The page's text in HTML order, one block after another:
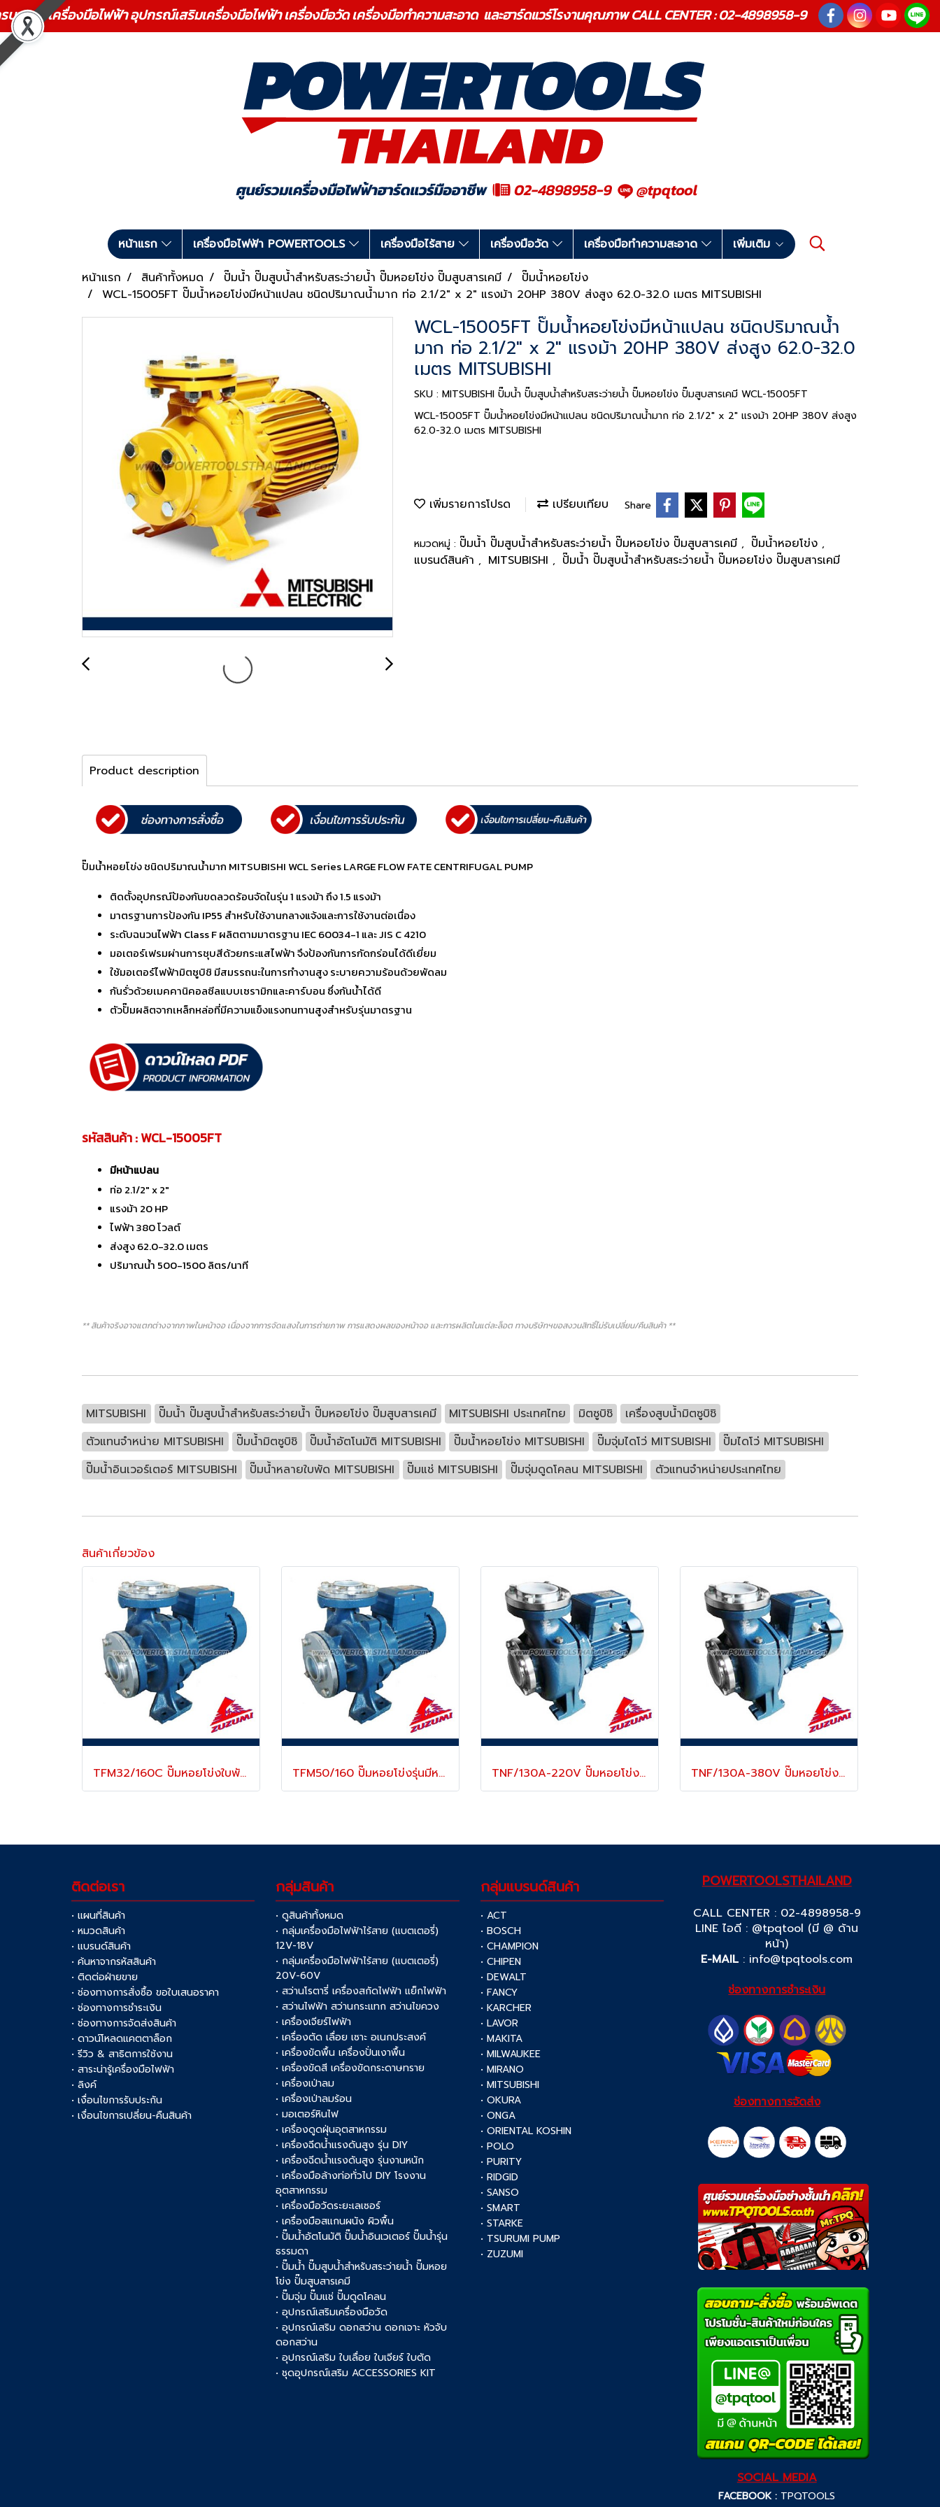
บวงจร เครื่องมือไฟฟ้า อุปกรณ์เสริมเครื่องมือไฟฟ้า เครื่องมือวัด เครื่องมือทำความสะอาด และฮาร์ดแวร์โรงานคุณภาพ CALL CENTER : 02-4898958-9
หน้าแรก เครื่องมือไฟฟ้า POWERTOOLS เครื่องมือไร้สาย เครื่องมือวัด เครื่องมือทำความสะอาด
เพิ่มเติม
หน้าแรก
สินค้าทั้งหมด ปั๊มน้ำ ปั๊มสูบน้ำสำหรับสระว่ายน้ำ ปั๊มหอยโข่ง ปั๊มสูบสารเคมี
ปั๊มน้ำหอยโข่ง
WCL-15005FT ปั๊มน้ำหอยโข่งมีหน้าแปลน ชนิดปริมาณน้ำมาก ท่อ 2.1/2" x 2" แรงม้า 20HP 380V ส่งสูง 62.0-32.0 เมตร MITSUBISHI
WCL-15005FT ปั๊มน้ำหอยโข่งมีหน้าแปลน ชนิดปริมาณน้ำ
มาก ท่อ 2.1/2" x 2" แรงม้า 20HP 380V ส่งสูง 62.0-32.0
เมตร MITSUBISHI
SKU : MITSUBISHI ปั๊มน้ำ ปั๊มสูบน้ำสำหรับสระว่ายน้ำ ปั๊มหอยโข่ง ปั๊มสูบสารเคมี WCL-15005FT
WCL-15005FT ปั๊มน้ำหอยโข่งมีหน้าแปลน ชนิดปริมาณน้ำมาก ท่อ 2.1/2" x 2" แรงม้า 20HP 380V ส่งสูง
62.0-32.0 เมตร MITSUBISHI
เพิ่มรายการโปรด เปรียบเทียบ Share
หมวดหมู่ : ปั๊มน้ำ ปั๊มสูบน้ำสำหรับสระว่ายน้ำ ปั๊มหอยโข่ง ปั๊มสูบสารเคมี , ปั๊มน้ำหอยโข่ง ,
แบรนด์สินค้า , MITSUBISHI , ปั๊มน้ำ ปั๊มสูบน้ำสำหรับสระว่ายน้ำ ปั๊มหอยโข่ง ปั๊มสูบสารเคมี
Product description
ปั๊มน้ำหอยโข่ง ชนิดปริมาณน้ำมาก MITSUBISHI WCL Series LARGE FLOW FATE CENTRIFUGAL PUMP
ติดตั้งอุปกรณ์ป้องกันขดลวดร้อนจัดในรุ่น 1 แรงม้า ถึง 1.5 แรงม้า
มาตรฐานการป้องกัน IP55 สำหรับใช้งานกลางแจ้งและการใช้งานต่อเนื่อง
ระดับฉนวนไฟฟ้า Class F ผลิตตามมาตรฐาน IEC 60034-1 และ JIS C 4210
มอเตอร์เฟรมผ่านการชุบสีด้วยกระแสไฟฟ้า จึงป้องกันการกัดกร่อนได้ดีเยี่ยม
ใช้มอเตอร์ไฟฟ้ามิตซูบิชิ มีสมรรถนะในการทำงานสูง ระบายความร้อนด้วยพัดลม
กันรั่วด้วยเมคคานิคอลซีลแบบเซรามิกและคาร์บอน ซึ่งกันน้ำได้ดี
ตัวปั๊มผลิตจากเหล็กหล่อที่มีความแข็งแรงทนทานสูงสำหรับรุ่นมาตรฐาน
รหัสสินค้า : WCL-15005FT
มีหน้าแปลน
ท่อ 2.1/2" x 2"
แรงม้า 20 HP
ไฟฟ้า 380 โวลต์
ส่งสูง 62.0-32.0 เมตร
ปริมาณน้ำ 500-1500 ลิตร/นาที
** สินค้าจริงอาจแตกต่างจากภาพในหน้าจอ เนื่องจากการจัดแสงในการถ่ายภาพ การแสดงผลของหน้าจอ และการผลิตในแต่ละล็อต ทางบริษัทฯขอสงวนสิทธิ์ไม่รับเปลี่ยน/คืนสินค้า **
MITSUBISHI ปั๊มน้ำ ปั๊มสูบน้ำสำหรับสระว่ายน้ำ ปั๊มหอยโข่ง ปั๊มสูบสารเคมี MITSUBISHI ประเทศไทย มิตซูบิชิ
เครื่องสูบน้ำมิตซูบิชิ
ตัวแทนจำหน่าย MITSUBISHI
ปั๊มน้ำมิตซูบิชิ ปั๊มน้ำอัตโนมัติ MITSUBISHI ปั๊มน้ำหอยโข่ง MITSUBISHI ปั๊มจุ่มไดโว่ MITSUBISHI
ปั๊มไดโว่ MITSUBISHI
ปั๊มน้ำอินเวอร์เตอร์ MITSUBISHI
ปั๊มน้ำหลายใบพัด MITSUBISHI ปั๊มแช่ MITSUBISHI ปั๊มจุ่มดูดโคลน MITSUBISHI ตัวแทนจำหน่ายประเทศไทย
สินค้าเกี่ยวข้อง
TFM32/160C ปั๊มหอยโข่งใบพัดเดียว มีหน้าแปลน ขนาดท่อ 2 นิ้ว x 2 นิ้ว 1500W/220V มีชุดป้องกันมอเตอร์ร้อนจัด ZUZUMI TFM50/160 ปั๊มหอยโข่งรุ่นมีหน้าแปลน ชนิดน้ำมาก แรงดันปานกลาง ขนาดท่อ 2 นิ้ว x 2 นิ้ว 2200W /220V ZUZUMI TNF/130A-220V ปั๊มหอยโข่งใบพัดเดียวมีหน้าแปลน ท่อ 3 นิ้ว x 3 นิ้ว 2.2 KW/220V ความเร็วรอบ 2900RPM เหมาะใช้งานอุตสาหกรรมทั่วไป ZUZUMI TNF/130A-380V ปั๊มหอยโข่งใบพัดเดียวมีหน้าแปลน ท่อ 3 นิ้ว x 3 นิ้ว 2.2 KW/380V ความเร็วรอบ 2900RPM เหมาะใช้งานอุตสาหกรรมทั่วไป ZUZUMI
ติดต่อเรา
• แผนที่สินค้า
• หมวดสินค้า
• แบรนด์สินค้า
• ค้นหาจากรหัสสินค้า
• ติดต่อฝ่ายขาย
• ช่องทางการสั่งซื้อ ขอใบเสนอราคา
• ช่องทางการชำระเงิน
• ช่องทางการจัดส่งสินค้า
• ดาวน์โหลดแคตตาล็อก
• รีวิว & สาธิตการใช้งาน
• สาระน่ารู้เครื่องมือไฟฟ้า
• ลิงค์
• เงื่อนไขการรับประกัน
• เงื่อนไขการเปลี่ยน-คืนสินค้า
กลุ่มสินค้า
• ดูสินค้าทั้งหมด
• กลุ่มเครื่องมือไฟฟ้าไร้สาย (แบตเตอรี่)
12V-18V
• กลุ่มเครื่องมือไฟฟ้าไร้สาย (แบตเตอรี่)
20V-60V
• สว่านโรตารี่ เครื่องสกัดไฟฟ้า แย็กไฟฟ้า
• สว่านไฟฟ้า สว่านกระแทก สว่านไขควง
• เครื่องเจียร์ไฟฟ้า
• เครื่องตัด เลื่อย เซาะ อเนกประสงค์
• เครื่องขัดพื้น เครื่องปั่นเงาพื้น
• เครื่องขัดสี เครื่องขัดกระดาษทราย
• เครื่องเป่าลม
• เครื่องเป่าลมร้อน
• มอเตอร์หินไฟ
• เครื่องดูดฝุ่นอุตสาหกรรม
• เครื่องฉีดน้ำแรงดันสูง รุ่น DIY
• เครื่องฉีดน้ำแรงดันสูง รุ่นงานหนัก
• เครื่องมือล้างท่อทั่วไป DIY โรงงาน
อุตสาหกรรม
• เครื่องมือวัดระยะเลเซอร์
• เครื่องมือสแกนผนัง ผิวพื้น
• ปั๊มน้ำอัตโนมัติ ปั๊มน้ำอินเวเตอร์ ปั๊มน้ำรุ่น
ธรรมดา
• ปั๊มน้ำ ปั๊มสูบน้ำสำหรับสระว่ายน้ำ ปั๊มหอย
โข่ง ปั๊มสูบสารเคมี
• ปั๊มจุ่ม ปั๊มแช่ ปั๊มดูดโคลน
• อุปกรณ์เสริมเครื่องมือวัด
• อุปกรณ์เสริม ดอกสว่าน ดอกเจาะ หัวจับ
ดอกสว่าน
• อุปกรณ์เสริม ใบเลื่อย ใบเจียร์ ใบตัด
• ชุดอุปกรณ์เสริม ACCESSORIES KIT
กลุ่มแบรนด์สินค้า
• ACT
• BOSCH
• CHAMPION
• CHIPEN
• DEWALT
• FANCY
• KARCHER
• LAVOR
• MAKITA
• MILWAUKEE
• MIRANO
• MITSUBISHI
• OKURA
• ONGA
• ORIENTAL KOSHIN
• POLO
• PURITY
• RIDGID
• SANSO
• SMART
• STARKE
• TSURUMI PUMP
• ZUZUMI
POWERTOOLSTHAILAND
CALL CENTER : 02-4898958-9
LINE ไอดี : @tpqtool (มี @ ด้าน
หน้า)
E-MAIL : info@tpqtools.com
ช่องทางการชำระเงิน
ช่องทางการจัดส่ง
SOCIAL MEDIA
FACEBOOK : TPQTOOLS